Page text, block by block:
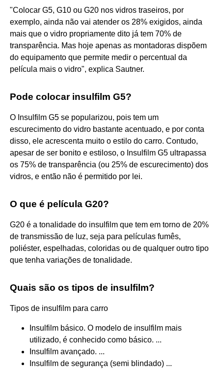
"Colocar G5, G10 ou G20 nos vidros traseiros, por
exemplo, ainda não vai atender os 28% exigidos, ainda
mais que o vidro propriamente dito já tem 70% de
transparência. Mas hoje apenas as montadoras dispõem
do equipamento que permite medir o percentual da
película mais o vidro", explica Sautner.
Pode colocar insulfilm G5?
O Insulfilm G5 se popularizou, pois tem um
escurecimento do vidro bastante acentuado, e por conta
disso, ele acrescenta muito o estilo do carro. Contudo,
apesar de ser bonito e estiloso, o Insulfilm G5 ultrapassa
os 75% de transparência (ou 25% de escurecimento) dos
vidros, e então não é permitido por lei.
O que é película G20?
G20 é a tonalidade do insulfilm que tem em torno de 20%
de transmissão de luz, seja para películas fumês,
poliéster, espelhadas, coloridas ou de qualquer outro tipo
que tenha variações de tonalidade.
Quais são os tipos de insulfilm?
Tipos de insulfilm para carro
Insulfilm básico. O modelo de insulfilm mais
utilizado, é conhecido como básico. ...
Insulfilm avançado. ...
Insulfilm de segurança (semi blindado) ...